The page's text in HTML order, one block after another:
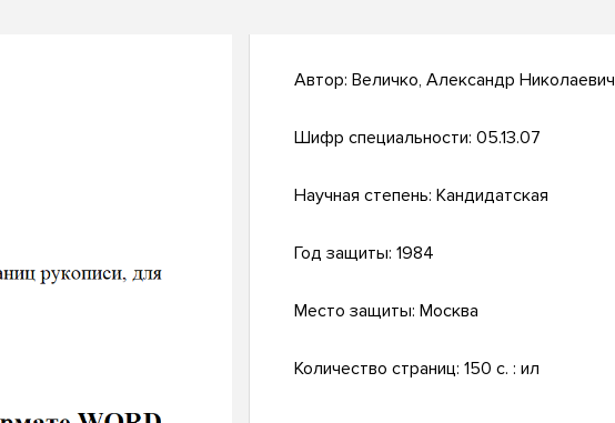
Автор: Величко, Александр Николаевич
Шифр специальности: 05.13.07
Научная степень: Кандидатская
Год защиты: 1984
Место защиты: Москва
Количество страниц: 150 c. : ил